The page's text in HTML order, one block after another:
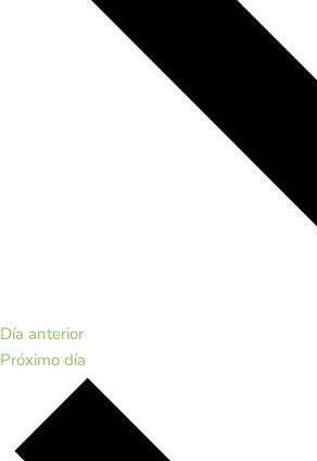
Día anterior
Próximo día